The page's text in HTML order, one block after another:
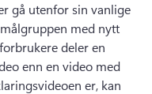
gå utenfor sin vanlige
med nytt
deler en
enn en video med
er, kan